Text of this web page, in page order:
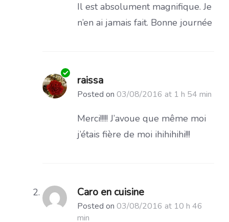
Il est absolument magnifique. Je
n’en ai jamais fait. Bonne journée
raissa
Posted on 03/08/2016 at 1 h 54 min
Merci!!!!! J’avoue que même moi
j’étais fière de moi ihihihihi!!!
Caro en cuisine
Posted on 03/08/2016 at 10 h 46
min